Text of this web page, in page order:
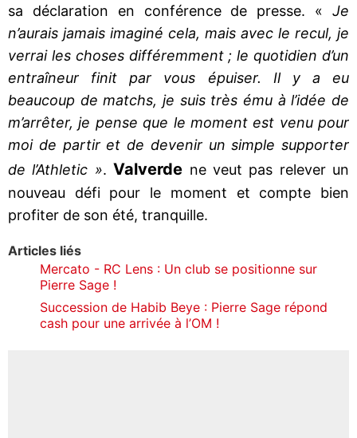
sa déclaration en conférence de presse. « Je
n’aurais jamais imaginé cela, mais avec le recul, je
verrai les choses différemment ; le quotidien d’un
entraîneur finit par vous épuiser. Il y a eu
beaucoup de matchs, je suis très ému à l’idée de
m’arrêter, je pense que le moment est venu pour
moi de partir et de devenir un simple supporter
de l’Athletic ».Valverde ne veut pas relever un
nouveau défi pour le moment et compte bien
profiter de son été, tranquille.
Articles liés
Mercato - RC Lens : Un club se positionne sur
Pierre Sage !
Succession de Habib Beye : Pierre Sage répond
cash pour une arrivée à l’OM !